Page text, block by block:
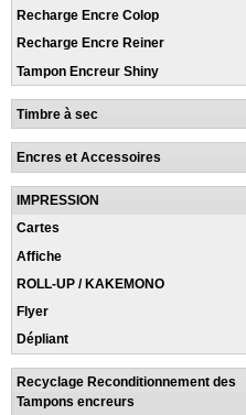
Recharge Encre Colop
Recharge Encre Reiner
Tampon Encreur Shiny
Timbre à sec
Encres et Accessoires
IMPRESSION
Cartes
Affiche
ROLL-UP / KAKEMONO
Flyer
Dépliant
Recyclage Reconditionnement des
Tampons encreurs